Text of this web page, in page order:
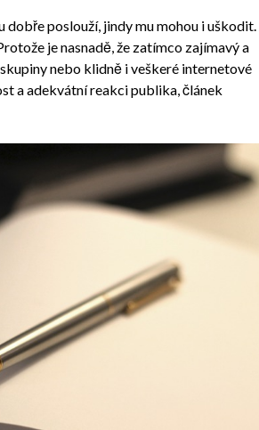
poslouží, jindy mu mohou i
je nasnadě, že zatímco zajímavý a
nebo klidně i veškeré internetové
a adekvátní reakci publika, článek